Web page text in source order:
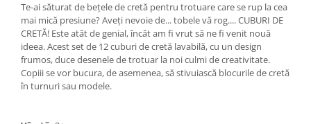
Te-ai săturat de bețele de cretă pentru trotuare care se rup la cea
mai mică presiune? Aveți nevoie de... tobele vă rog.... CUBURI DE
CRETĂ! Este atât de genial, încât am fi vrut să ne fi venit nouă
ideea. Acest set de 12 cuburi de cretă lavabilă, cu un design
frumos, duce desenele de trotuar la noi culmi de creativitate.
Copiii se vor bucura, de asemenea, să stivuiască blocurile de cretă
în turnuri sau modele.